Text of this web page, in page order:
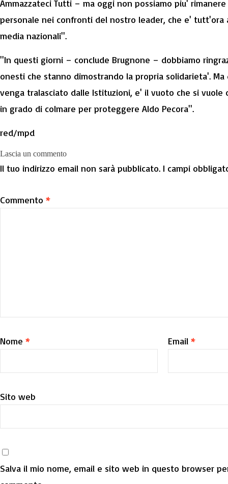
Ammazzateci Tutti – ma oggi non possiamo piu'
personale nei confronti del nostro leader, che e' tutt'ora
media nazionali''.
''In questi giorni – conclude Brugnone – dobbiamo
onesti che stanno dimostrando la propria solidarieta'.
venga tralasciato dalle Istituzioni, e' il vuoto che si vuole
in grado di colmare per proteggere Aldo Pecora''.
red/mpd
Lascia un commento
Il tuo indirizzo email non sarà pubblicato. I campi
Commento *
Nome * Email *
Sito web
Salva il mio nome, email e sito web in questo browser